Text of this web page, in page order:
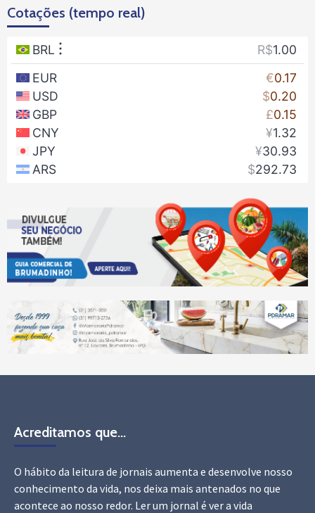
Cotações (tempo real)
Acreditamos que…
O hábito da leitura de jornais aumenta e desenvolve nosso
conhecimento da vida, nos deixa mais antenados no que
acontece ao nosso redor. Ler um jornal é ver a vida